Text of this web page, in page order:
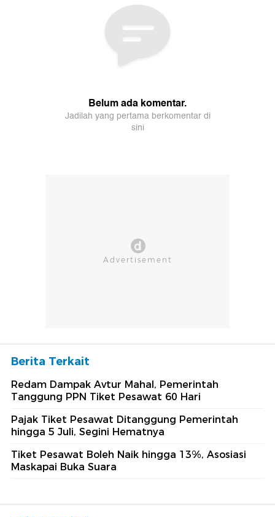
Berita Terkait
Redam Dampak Avtur Mahal, Pemerintah
Tanggung PPN Tiket Pesawat 60 Hari
Pajak Tiket Pesawat Ditanggung Pemerintah
hingga 5 Juli, Segini Hematnya
Tiket Pesawat Boleh Naik hingga 13%, Asosiasi
Maskapai Buka Suara